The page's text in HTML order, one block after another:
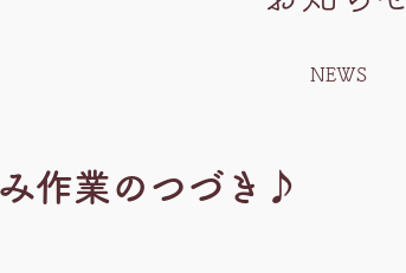
NEWS
作業のつづき♪